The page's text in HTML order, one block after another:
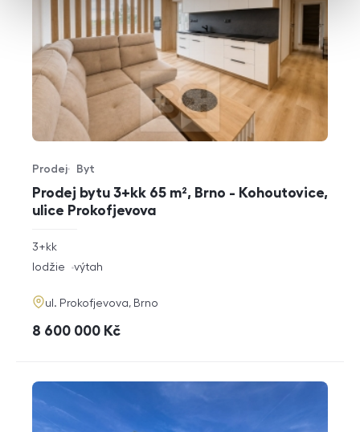
Prodej bytu 3+kk 65 m², Brno - Kohoutovice,
ulice Prokofjevova
Typ nabídky
Prodej
Typ nemovitosti
Byt
rozměry
dispozice
3+kk
funkce
lodžie výtah
adresa
ul. Prokofjevova, Brno
cena
8 600 000 Kč